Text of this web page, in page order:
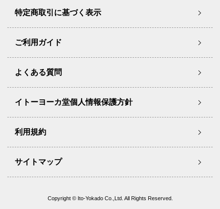
特定商取引に基づく表示
ご利用ガイド
よくある質問
イトーヨーカ堂個人情報保護方針
利用規約
サイトマップ
Copyright © Ito-Yokado Co.,Ltd. All Rights Reserved.